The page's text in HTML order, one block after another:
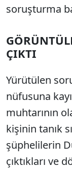
soruşturma
ÇIKTI
Yürütülen
nüfusuna
muhtarının
kişinin tanık
şüphelilerin
çıktıkları ve